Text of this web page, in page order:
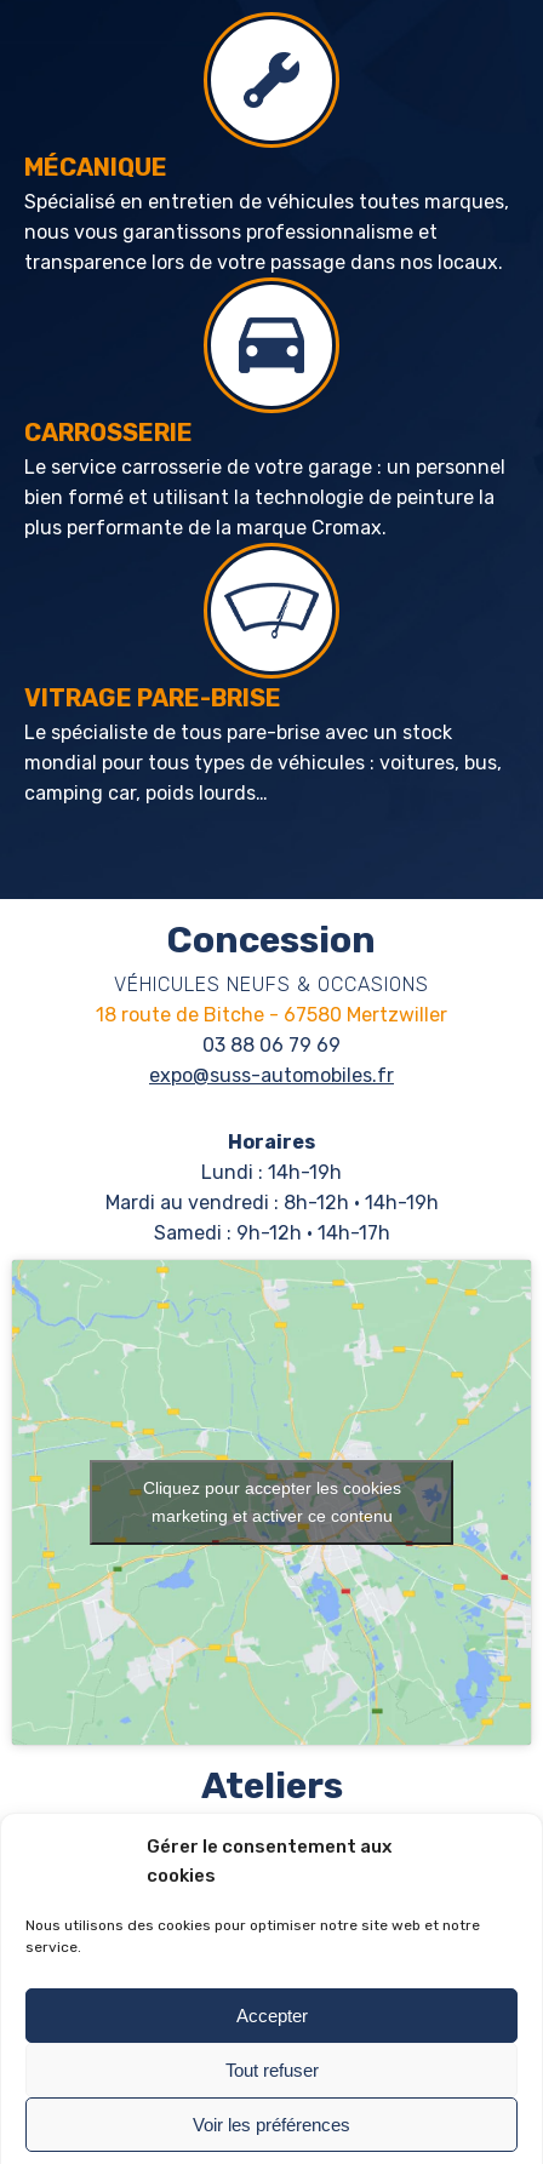
Gérer le consentement aux
cookies
Nous utilisons des cookies pour optimiser notre site web et notre
service.
Accepter
Tout refuser
Voir les préférences
MÉCANIQUE
Spécialisé en entretien de véhicules toutes marques,
nous vous garantissons professionnalisme et
transparence lors de votre passage dans nos locaux.
CARROSSERIE
Le service carrosserie de votre garage : un personnel
bien formé et utilisant la technologie de peinture la
plus performante de la marque Cromax.
VITRAGE PARE-BRISE
Le spécialiste de tous pare-brise avec un stock
mondial pour tous types de véhicules : voitures, bus,
camping car, poids lourds…
Concession
VÉHICULES NEUFS & OCCASIONS
18 route de Bitche - 67580 Mertzwiller
03 88 06 79 69
expo@suss-automobiles.fr
Horaires
Lundi : 14h-19h
Mardi au vendredi : 8h-12h • 14h-19h
Samedi : 9h-12h • 14h-17h
Cliquez pour accepter les cookies
marketing et activer ce contenu
Ateliers
50 rue du Gal Leclerc - 67580 Mertzwiller
accueil@suss-automobiles.fr
Horaires
Lundi au vendredi : 8h-12h • 14h-18h
Samedi : Fermé
© Suss Automobiles
Politique de
Confidentialité
Création